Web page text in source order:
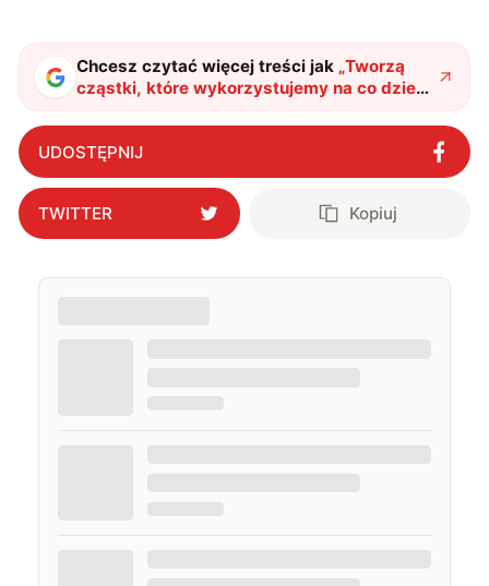
także uprawiać oraz oglądać sport.
Chcesz czytać więcej treści jak „Tworzą
cząstki, które wykorzystujemy na co dzień.
Kluczem do sukcesu jest technika z XIX
wieku"?
UDOSTĘPNIJ
TWITTER Kopiuj